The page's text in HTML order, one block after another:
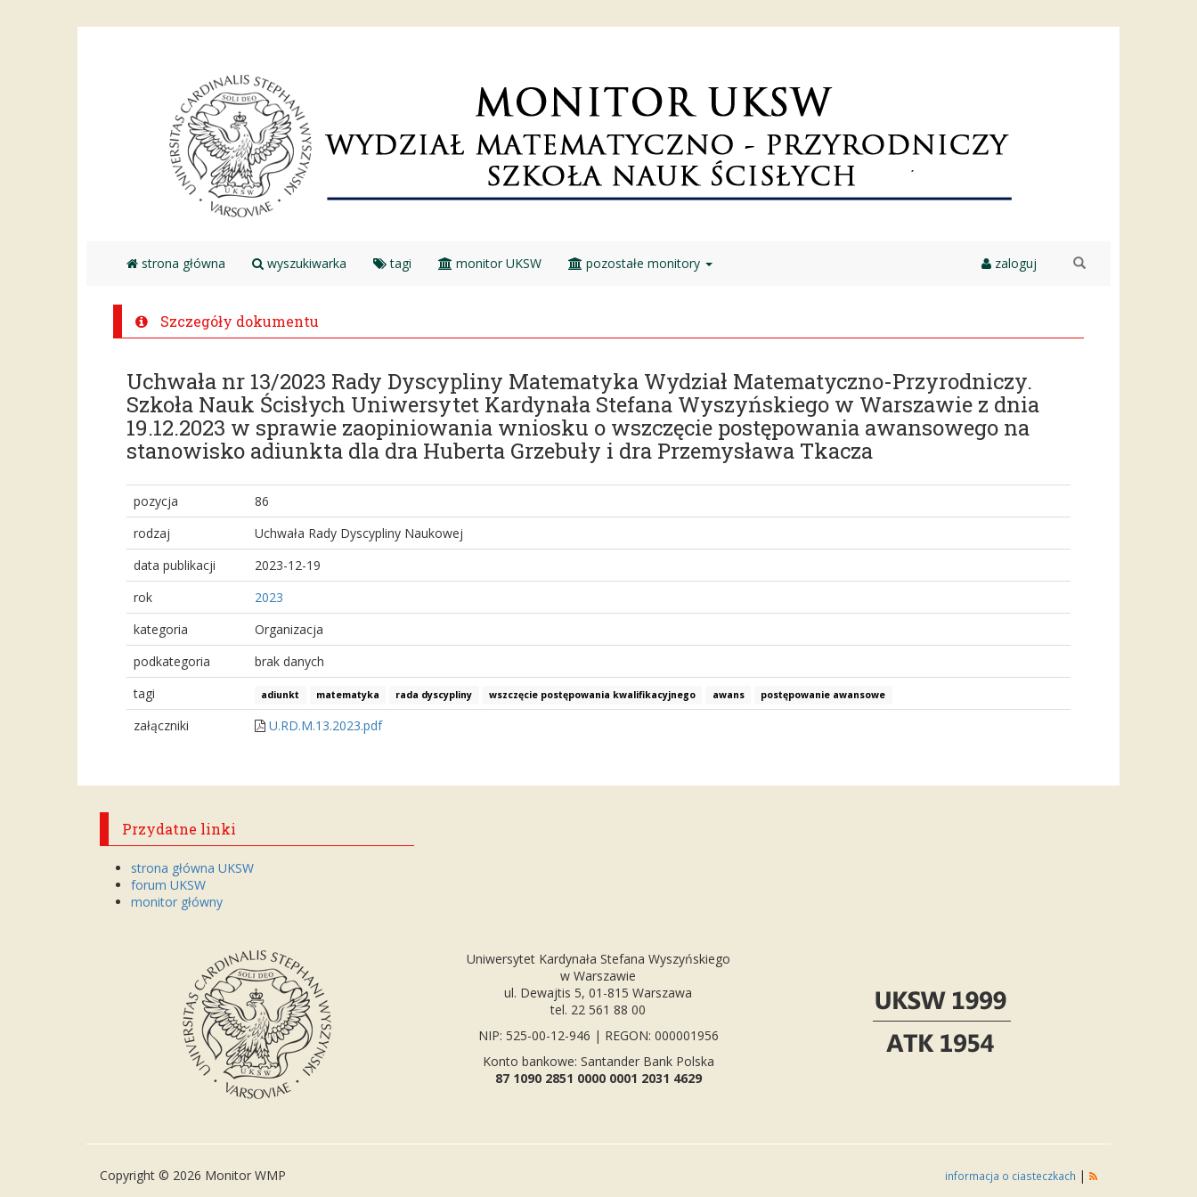
strona główna wyszukiwarka tagi monitor UKSW pozostałe monitory zaloguj
Szczegóły dokumentu
Uchwała nr 13/2023 Rady Dyscypliny Matematyka Wydział Matematyczno-Przyrodniczy.
Szkoła Nauk Ścisłych Uniwersytet Kardynała Stefana Wyszyńskiego w Warszawie z dnia
19.12.2023 w sprawie zaopiniowania wniosku o wszczęcie postępowania awansowego na
stanowisko adiunkta dla dra Huberta Grzebuły i dra Przemysława Tkacza
pozycja
86
rodzaj
Uchwała Rady Dyscypliny Naukowej
data publikacji
2023-12-19
rok
2023
kategoria
Organizacja
podkategoria
brak danych
tagi
adiunkt matematyka rada dyscypliny wszczęcie postępowania kwalifikacyjnego awans postępowanie awansowe
załączniki U.RD.M.13.2023.pdf
Przydatne linki
strona główna UKSW
forum UKSW
monitor główny
Uniwersytet Kardynała Stefana Wyszyńskiego
w Warszawie
ul. Dewajtis 5, 01-815 Warszawa
tel. 22 561 88 00
NIP: 525-00-12-946 | REGON: 000001956
Konto bankowe: Santander Bank Polska
87 1090 2851 0000 0001 2031 4629
Copyright © 2026 Monitor WMP informacja o ciasteczkach |